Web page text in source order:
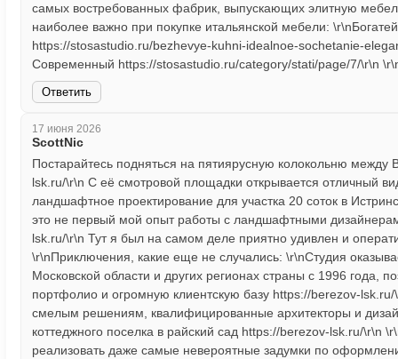
самых востребованных фабрик, выпускающих элитную
наиболее важно при покупке итальянской мебели:
https://stosastudio.ru/bezhevye-kuhni-idealnoe-sochetanie-
Современный https://stosastudio.ru/category/stati/page/7/\r\n
Ответить
17 июня 2026
ScottNic
Постарайтесь подняться на пятиярусную колокольню
lsk.ru/\r\n С её смотровой площадки открывается отличный
ландшафтное проектирование для участка 20 соток в
это не первый мой опыт работы с ландшафтными
lsk.ru/\r\n Тут я был на самом деле приятно удивлен и
\r\nПриключения, какие еще не случались: \r\nСтудия
Московской области и других регионах страны с 1996 года,
портфолио и огромную клиентскую базу https://berezov-
смелым решениям, квалифицированные архитекторы и
коттеджного поселка в райский сад https://berezov-lsk.ru/
реализовать даже самые невероятные задумки по